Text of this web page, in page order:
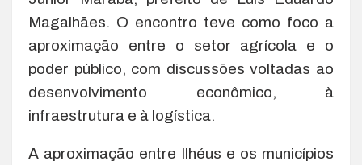
Magalhães. O encontro teve como foco a
aproximação entre o setor agrícola e o
poder público, com discussões voltadas ao
desenvolvimento econômico, à
infraestrutura e à logística.
A aproximação entre Ilhéus e os municípios